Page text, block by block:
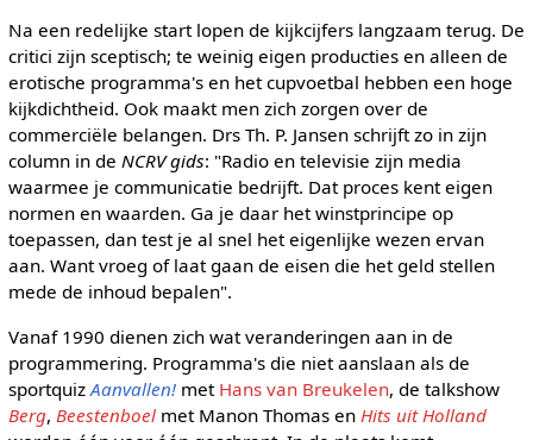
Na een redelijke start lopen de kijkcijfers langzaam terug. De
critici zijn sceptisch; te weinig eigen producties en alleen de
erotische programma's en het cupvoetbal hebben een hoge
kijkdichtheid. Ook maakt men zich zorgen over de
commerciële belangen. Drs Th. P. Jansen schrijft zo in zijn
column in de NCRV gids: "Radio en televisie zijn media
waarmee je communicatie bedrijft. Dat proces kent eigen
normen en waarden. Ga je daar het winstprincipe op
toepassen, dan test je al snel het eigenlijke wezen ervan
aan. Want vroeg of laat gaan de eisen die het geld stellen
mede de inhoud bepalen".
Vanaf 1990 dienen zich wat veranderingen aan in de
programmering. Programma's die niet aanslaan als de
sportquiz Aanvallen!met Hans van Breukelen, de talkshow
Berg, Beestenboelmet Manon Thomas en Hits uit Holland